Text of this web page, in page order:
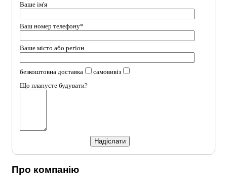
Ваше ім'я
Ваш номер телефону*
Ваше місто або регіон
безкоштовна доставка
самовивіз
Що плануєте будувати?
Про компанію